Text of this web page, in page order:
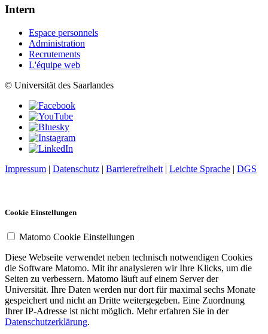
Intern
Espace personnels
Administration
Recrutements
L'équipe web
© Universität des Saarlandes
Impressum | Datenschutz | Barrierefreiheit | Leichte Sprache | DGS
Cookie Einstellungen
Matomo Cookie Einstellungen
Diese Webseite verwendet neben technisch notwendigen Cookies
die Software Matomo. Mit ihr analysieren wir Ihre Klicks, um die
Seiten zu verbessern. Matomo läuft auf einem Server der
Universität. Ihre Daten werden nur dort für maximal sechs Monate
gespeichert und nicht an Dritte weitergegeben. Eine Zuordnung
Ihrer IP-Adresse ist nicht möglich. Mehr erfahren Sie in der
Datenschutzerklärung.